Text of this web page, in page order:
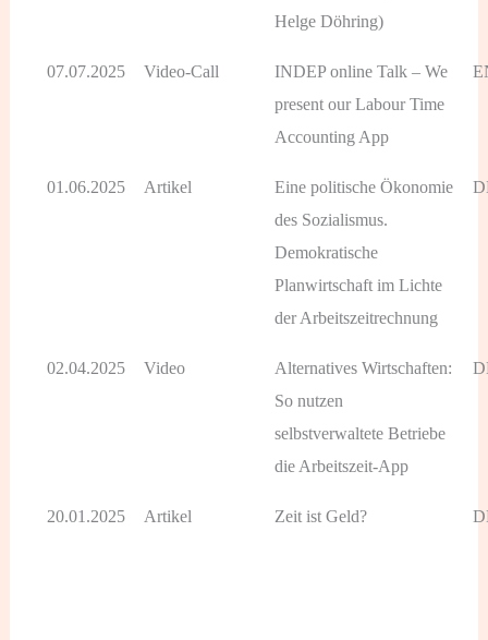
Helge Döhring)
07.07.2025 Video-Call
INDEP online Talk – We
present our Labour Time
Accounting App
01.06.2025 Artikel
Eine politische Ökonomie
des Sozialismus.
Demokratische
Planwirtschaft im Lichte
der Arbeitszeitrechnung
02.04.2025 Video
Alternatives Wirtschaften:
So nutzen
selbstverwaltete Betriebe
die Arbeitszeit-App
20.01.2025 Artikel Zeit ist Geld?